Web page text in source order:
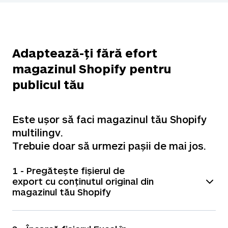
Adaptează-ți fără efort
magazinul Shopify pentru
publicul tău
Este ușor să faci magazinul tău Shopify
multilingv.
Trebuie doar să urmezi pașii de mai jos.
1 - Pregătește fișierul de
export cu conținutul original din
magazinul tău Shopify